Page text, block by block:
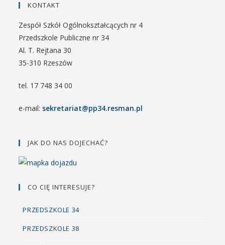
KONTAKT
Zespół Szkół Ogólnokształcących nr 4
Przedszkole Publiczne nr 34
Al. T. Rejtana 30
35-310 Rzeszów
tel. 17 748 34 00
e-mail: sekretariat@pp34.resman.pl
JAK DO NAS DOJECHAĆ?
CO CIĘ INTERESUJE?
PRZEDSZKOLE 34
PRZEDSZKOLE 38